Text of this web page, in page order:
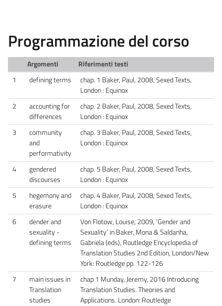
Programmazione del corso
Argomenti
Riferimenti testi
1
defining terms
chap. 1 Baker, Paul, 2008, Sexed Texts,
London : Equinox
2
accounting for
differences
chap. 2 Baker, Paul, 2008, Sexed Texts,
London : Equinox
3
community
and
performativity
chap. 3 Baker, Paul, 2008, Sexed Texts,
London : Equinox
4
gendered
discourses
chap. 5 Baker, Paul, 2008, Sexed Texts,
London : Equinox
5
hegemony and
erasure
chap. 4 Baker, Paul, 2008, Sexed Texts,
London : Equinox
6
dender and
sexuality -
defining terms
Von Flotow, Louise, 2009, ‘Gender and
Sexuality’ in Baker, Mona & Saldanha,
Gabriela (eds), Routledge Encyclopedia of
Translation Studies 2nd Edition, London/New
York: Routledge pp. 122-126
7
main issues in
Translation
studies
chap 1 Munday, Jeremy, 2016 Introducing
Translation Studies. Theories and
Applications. London: Routledge